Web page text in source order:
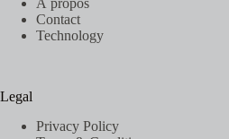
À propos
Contact
Technology
Legal
Privacy Policy